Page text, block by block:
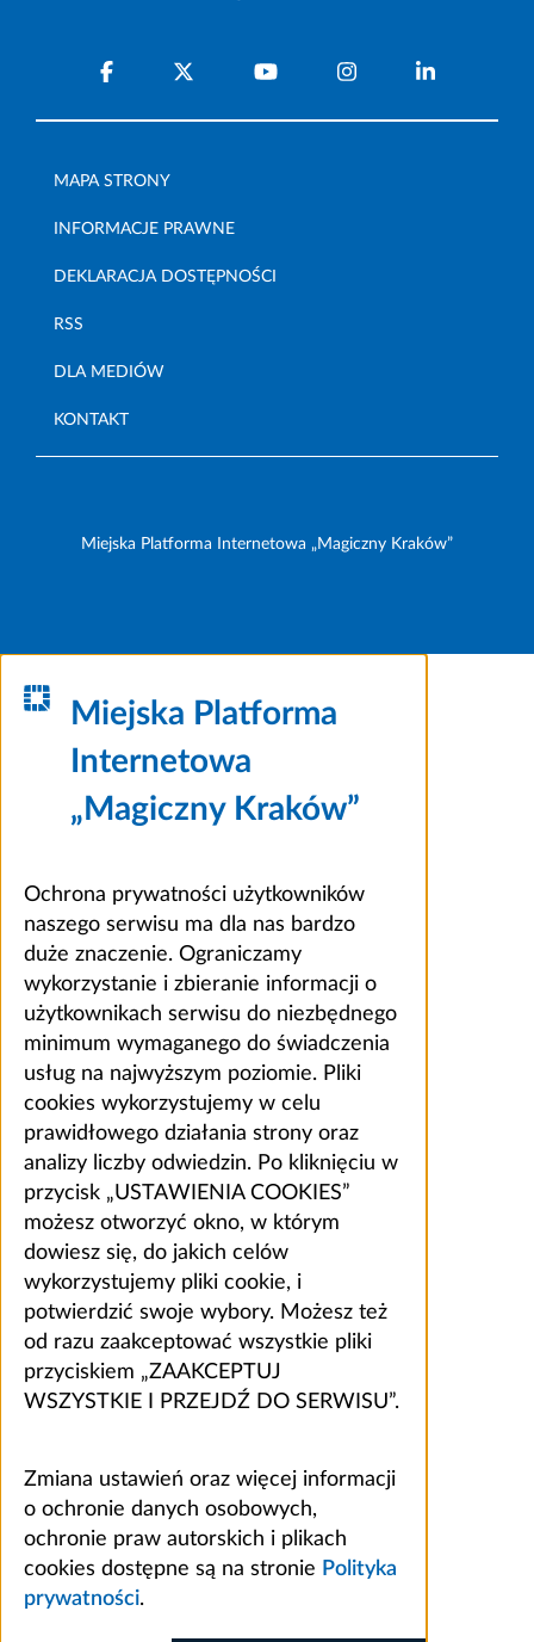
MAPA STRONY
INFORMACJE PRAWNE
DEKLARACJA DOSTĘPNOŚCI
RSS
DLA MEDIÓW
KONTAKT
Miejska Platforma Internetowa „Magiczny Kraków”
Miejska Platforma
Internetowa
„Magiczny Kraków”
Ochrona prywatności użytkowników
naszego serwisu ma dla nas bardzo
duże znaczenie. Ograniczamy
wykorzystanie i zbieranie informacji o
użytkownikach serwisu do niezbędnego
minimum wymaganego do świadczenia
usług na najwyższym poziomie. Pliki
cookies wykorzystujemy w celu
prawidłowego działania strony oraz
analizy liczby odwiedzin. Po kliknięciu w
przycisk „USTAWIENIA COOKIES”
możesz otworzyć okno, w którym
dowiesz się, do jakich celów
wykorzystujemy pliki cookie, i
potwierdzić swoje wybory. Możesz też
od razu zaakceptować wszystkie pliki
przyciskiem „ZAAKCEPTUJ
WSZYSTKIE I PRZEJDŹ DO SERWISU”.
Zmiana ustawień oraz więcej informacji
o ochronie danych osobowych,
ochronie praw autorskich i plikach
cookies dostępne są na stronie Polityka
prywatności.